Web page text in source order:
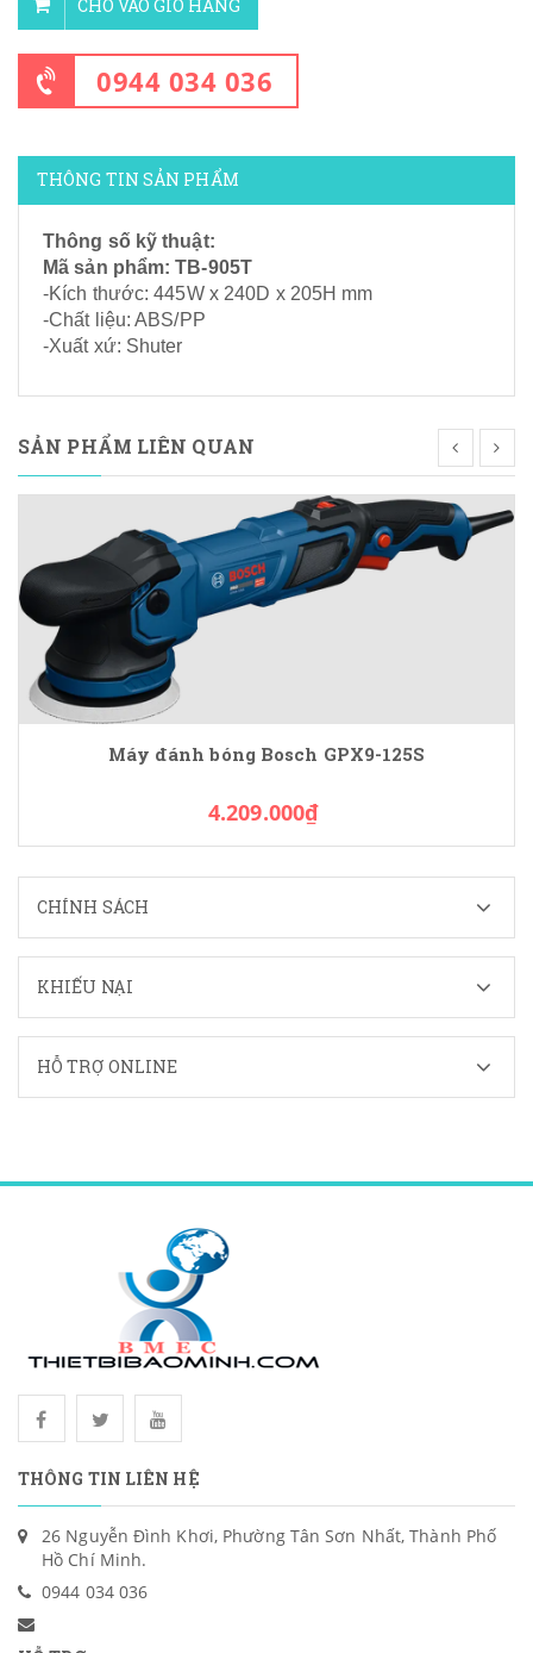
CHO VÀO GIỎ HÀNG
0944 034 036
THÔNG TIN SẢN PHẨM
Thông số kỹ thuật:
Mã sản phẩm: TB-905T
-Kích thước: 445W x 240D x 205H mm
-Chất liệu: ABS/PP
-Xuất xứ: Shuter
SẢN PHẨM LIÊN QUAN
Máy đánh bóng Bosch GPX9-125S
4.209.000₫
CHÍNH SÁCH
KHIẾU NẠI
HỖ TRỢ ONLINE
THÔNG TIN LIÊN HỆ
26 Nguyễn Đình Khơi, Phường Tân Sơn Nhất, Thành Phố
Hồ Chí Minh.
0944 034 036